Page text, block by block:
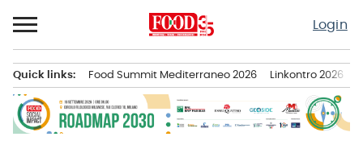
al
contenuto
Login
principale
Quick links: Food Summit Mediterraneo 2026 Linkontro 2026